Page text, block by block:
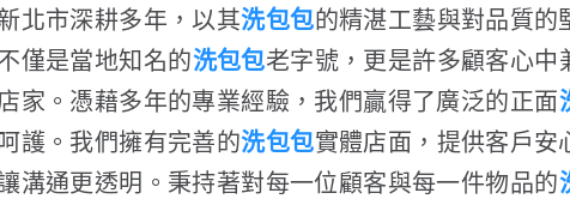
北市深耕多年，以其洗包包的精湛工藝與對品質的
僅是當地知名的洗包包老字號，更是許多顧客心中
家。憑藉多年的專業經驗，我們贏得了廣泛的正面
護。我們擁有完善的洗包包實體店面，提供客戶安
溝通更透明。秉持著對每一位顧客與每一件物品的